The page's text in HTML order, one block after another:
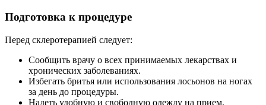
Подготовка к процедуре
Перед склеротерапией следует:
Сообщить врачу о всех принимаемых лекарствах и
хронических заболеваниях.
Избегать бритья или использования лосьонов на ногах
за день до процедуры.
Надеть удобную и свободную одежду на прием.